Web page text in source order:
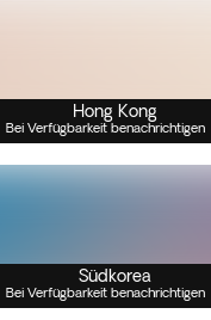
Hong Kong
Bei Verfügbarkeit benachrichtigen
Südkorea
Bei Verfügbarkeit benachrichtigen